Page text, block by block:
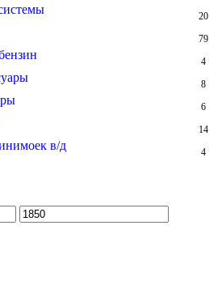
20
79
4
8
6
14
в/д 4
Максимальная
цена